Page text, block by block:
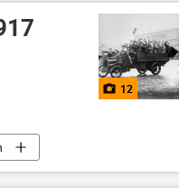
12
mạng